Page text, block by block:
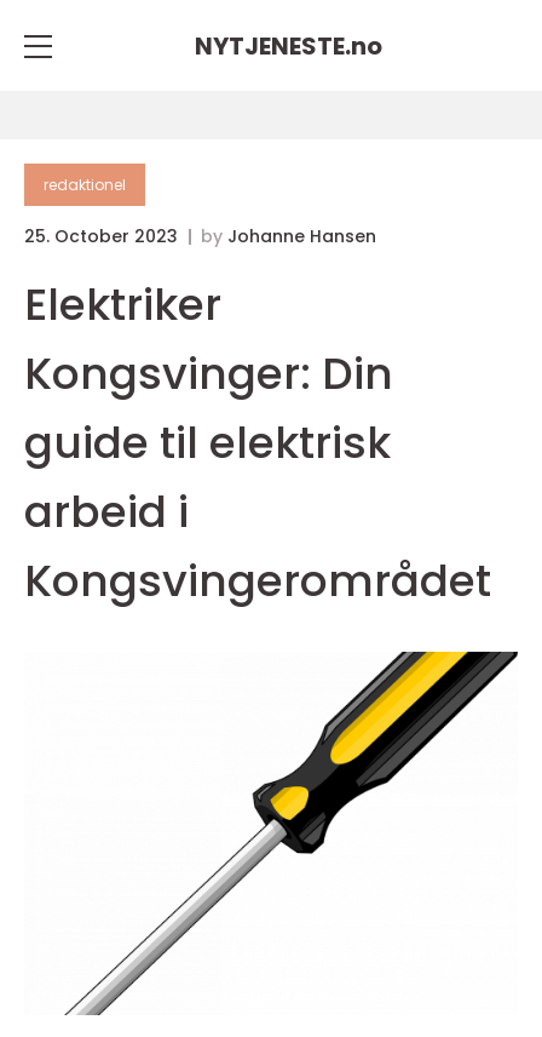
NYTJENESTE.no
redaktionel
25. October 2023 by Johanne Hansen
Elektriker
Kongsvinger: Din
guide til elektrisk
arbeid i
Kongsvingerområdet